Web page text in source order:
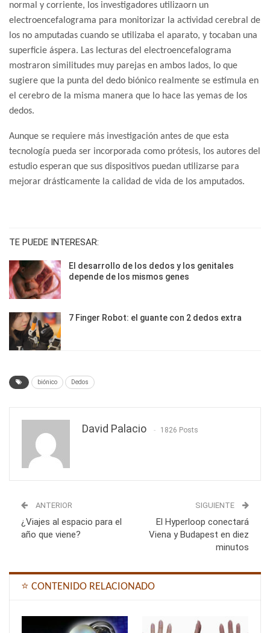
normal y corriente, los investigadores utilizaorn un
electroencefalograma para monitorizar la actividad cerebral de
los no amputadas cuando se utilizaba el aparato, y tocaban una
superficie áspera. Las lecturas del electroencefalograma
mostraron similitudes muy parejas en ambos lados, lo que
sugiere que la punta del dedo biónico realmente se estimula en
el cerebro de la misma manera que lo hace las yemas de los
dedos.
Aunque se requiere más investigación antes de que esta
tecnología pueda ser incorporada como prótesis, los autores del
estudio esperan que sus dispositivos puedan utilizarse para
mejorar drásticamente la calidad de vida de los amputados.
TE PUEDE INTERESAR:
El desarrollo de los dedos y los genitales
depende de los mismos genes
7 Finger Robot: el guante con 2 dedos extra
biónico Dedos
David Palacio 1826 Posts
ANTERIOR
¿Viajes al espacio para el
año que viene?
SIGUIENTE
El Hyperloop conectará
Viena y Budapest en diez
minutos
⭐ CONTENIDO RELACIONADO